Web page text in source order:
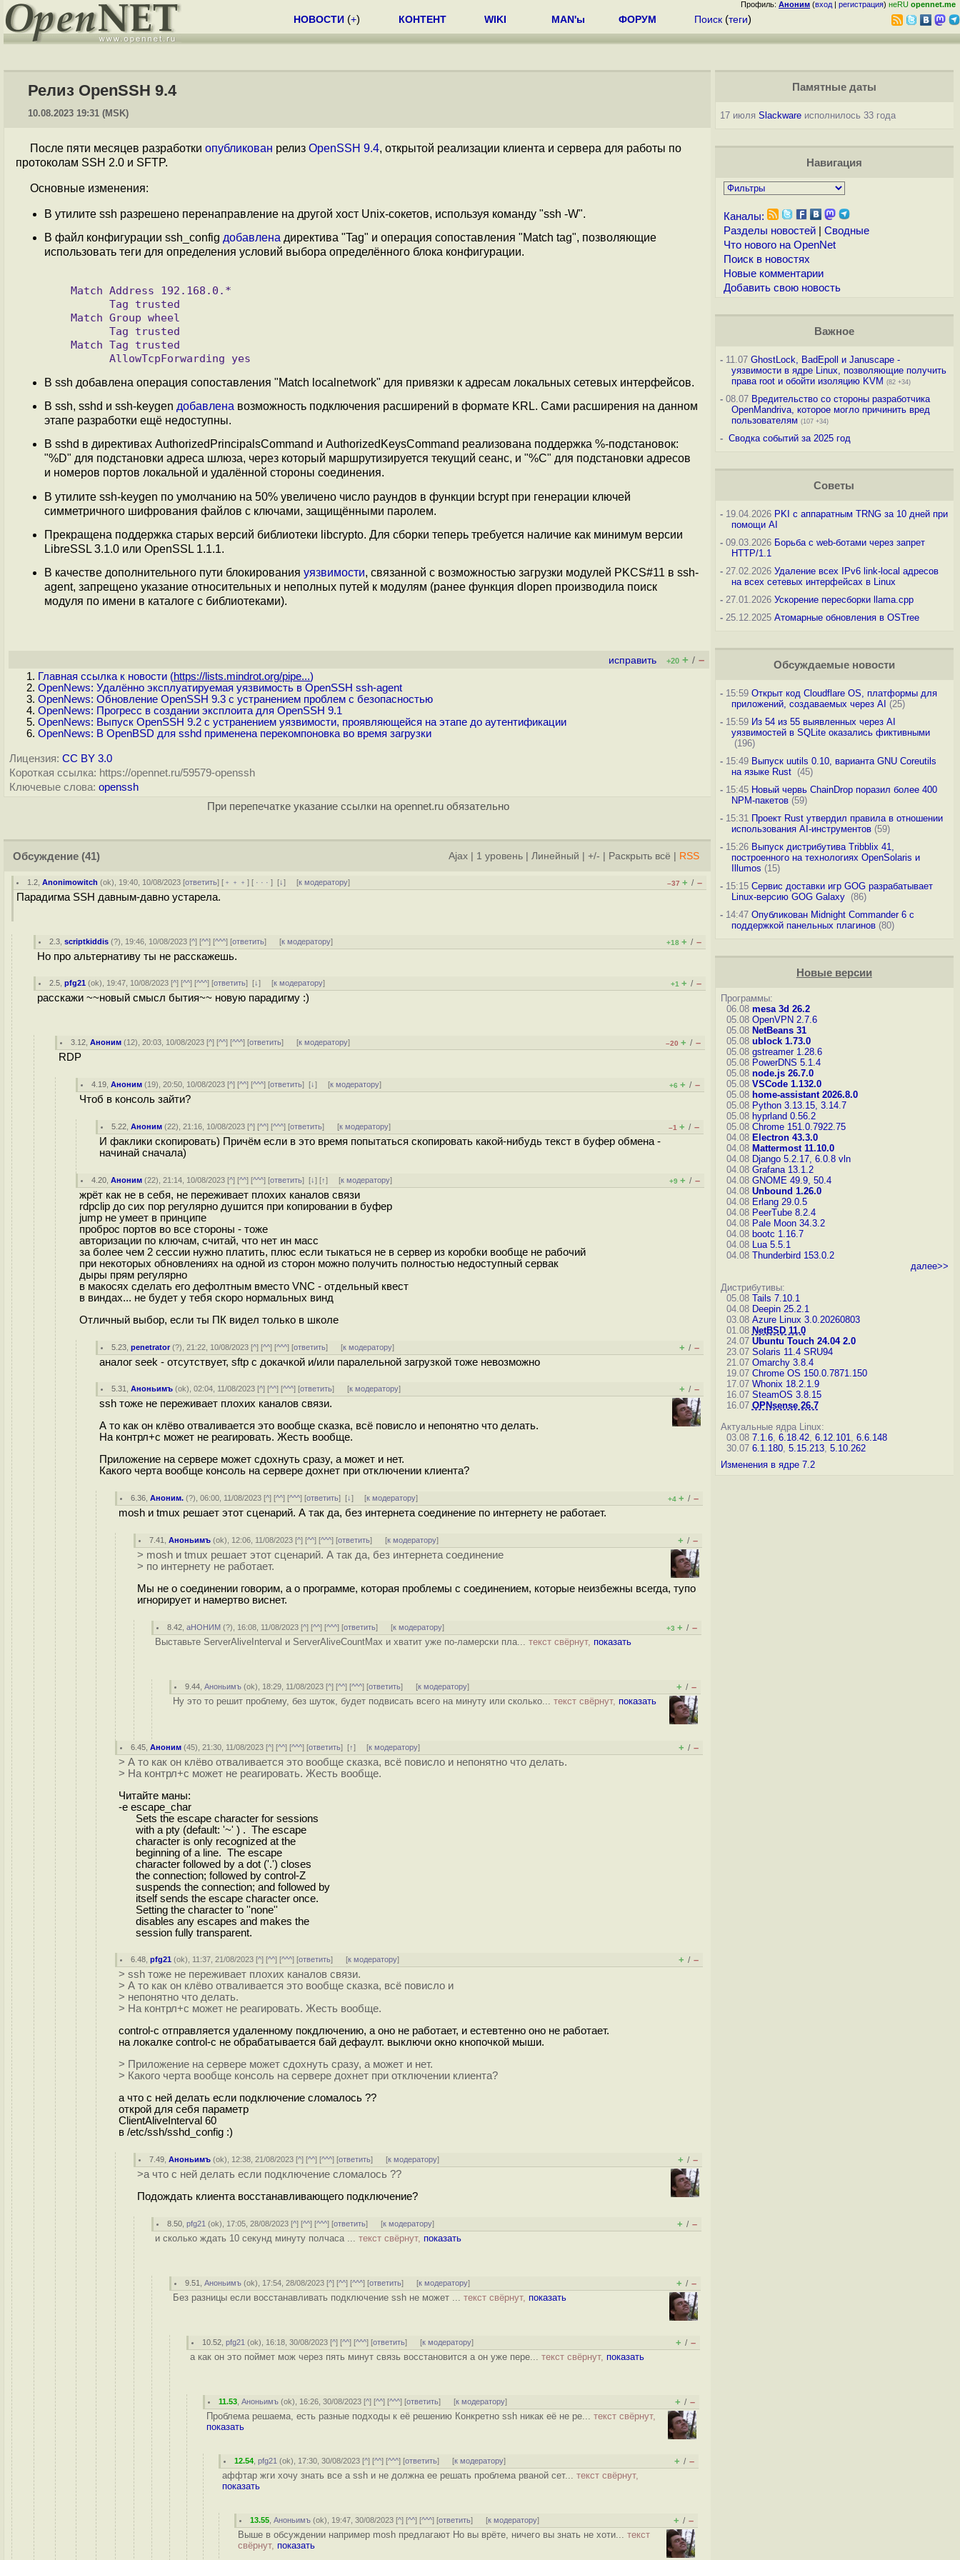
Профиль: Аноним (вход | регистрация) неRU opennet.me
НОВОСТИ (+) КОНТЕНТ WIKI MAN'ы ФОРУМ Поиск (теги)
Релиз OpenSSH 9.4
10.08.2023 19:31 (MSK)
После пяти месяцев разработки опубликован релиз OpenSSH 9.4, открытой реализации клиента и сервера для работы по
протоколам SSH 2.0 и SFTP.
Основные изменения:
В утилите ssh разрешено перенаправление на другой хост Unix-сокетов, используя команду "ssh -W".
В файл конфигурации ssh_config добавлена директива "Tag" и операция сопоставления "Match tag", позволяющие
использовать теги для определения условий выбора определённого блока конфигурации.
В ssh добавлена операция сопоставления "Match localnetwork" для привязки к адресам локальных сетевых интерфейсов.
В ssh, sshd и ssh-keygen добавлена возможность подключения расширений в формате KRL. Сами расширения на данном
этапе разработки ещё недоступны.
В sshd в директивах AuthorizedPrincipalsCommand и AuthorizedKeysCommand реализована поддержка %-подстановок:
"%D" для подстановки адреса шлюза, через который маршрутизируется текущий сеанс, и "%C" для подстановки адресов
и номеров портов локальной и удалённой стороны соединения.
В утилите ssh-keygen по умолчанию на 50% увеличено число раундов в функции bcrypt при генерации ключей
симметричного шифрования файлов с ключами, защищёнными паролем.
Прекращена поддержка старых версий библиотеки libcrypto. Для сборки теперь требуется наличие как минимум версии
LibreSSL 3.1.0 или OpenSSL 1.1.1.
В качестве дополнительного пути блокирования уязвимости, связанной с возможностью загрузки модулей PKCS#11 в ssh-
agent, запрещено указание относительных и неполных путей к модулям (ранее функция dlopen производила поиск
модуля по имени в каталоге с библиотеками).
исправить +20 + / –
Главная ссылка к новости (https://lists.mindrot.org/pipe...)
OpenNews: Удалённо эксплуатируемая уязвимость в OpenSSH ssh-agent
OpenNews: Обновление OpenSSH 9.3 с устранением проблем с безопасностью
OpenNews: Прогресс в создании эксплоита для OpenSSH 9.1
OpenNews: Выпуск OpenSSH 9.2 с устранением уязвимости, проявляющейся на этапе до аутентификации
OpenNews: В OpenBSD для sshd применена перекомпоновка во время загрузки
Лицензия: CC BY 3.0
Короткая ссылка: https://opennet.ru/59579-openssh
Ключевые слова: openssh
При перепечатке указание ссылки на opennet.ru обязательно
Обсуждение (41) Ajax 1 уровень Линейный +/- Раскрыть всё RSS
1.2 ,Anonimowitch (ok), 19:40, 10/08/2023 [ответить] [ ﹢﹢﹢] [ · · ·][↓] [к модератору] –37 + / –
Парадигма SSH давным-давно устарела.
2.3 ,scriptkiddis (?), 19:46, 10/08/2023 [^] [^^] [^^^] [ответить] [к модератору] +18 + / –
Но про альтернативу ты не расскажешь.
2.5 ,pfg21 (ok), 19:47, 10/08/2023 [^] [^^] [^^^] [ответить][↓] [к модератору] +1 + / –
расскажи ~~новый смысл бытия~~ новую парадигму :)
3.12 ,Аноним (12), 20:03, 10/08/2023 [^] [^^] [^^^] [ответить] [к модератору] –20 + / –
RDP
4.19 ,Аноним (19), 20:50, 10/08/2023 [^] [^^] [^^^] [ответить][↓] [к модератору] +6 + / –
Чтоб в консоль зайти?
5.22 ,Аноним (22), 21:16, 10/08/2023 [^] [^^] [^^^] [ответить] [к модератору] –1 + / –
И факлики скопировать) Причём если в это время попытаться скопировать какой-нибудь текст в буфер обмена -
начинай сначала)
4.20 ,Аноним (22), 21:14, 10/08/2023 [^] [^^] [^^^] [ответить][↓] [↑] [к модератору] +9 + / –
жрёт как не в себя, не переживает плохих каналов связи
rdpclip до сих пор регулярно душится при копировании в буфер
jump не умеет в принципе
проброс портов во все стороны - тоже
авторизации по ключам, считай, что нет ин масс
за более чем 2 сессии нужно платить, плюс если тыкаться не в сервер из коробки вообще не рабочий
при некоторых обновлениях на одной из сторон можно получить полностью недоступный сервак
дыры прям регулярно
в макосях сделать его дефолтным вместо VNC - отдельный квест
в виндах... не будет у тебя скоро нормальных винд
Отличный выбор, если ты ПК видел только в школе
5.23 ,penetrator(?), 21:22, 10/08/2023 [^] [^^] [^^^] [ответить] [к модератору] + / –
аналог seek - отсутствует, sftp с докачкой и/или паралельной загрузкой тоже невозможно
5.31 ,Аноньимъ (ok), 02:04, 11/08/2023 [^] [^^] [^^^] [ответить] [к модератору] + / –
ssh тоже не переживает плохих каналов связи.
А то как он клёво отваливается это вообще сказка, всё повисло и непонятно что делать.
На контрл+с может не реагировать. Жесть вообще.
Приложение на сервере может сдохнуть сразу, а может и нет.
Какого черта вообще консоль на сервере дохнет при отключении клиента?
6.36 ,Аноним. (?), 06:00, 11/08/2023 [^] [^^] [^^^] [ответить][↓] [к модератору] +4 + / –
mosh и tmux решает этот сценарий. А так да, без интернета соединение по интернету не работает.
7.41 ,Аноньимъ (ok), 12:06, 11/08/2023 [^] [^^] [^^^] [ответить] [к модератору] + / –
> mosh и tmux решает этот сценарий. А так да, без интернета соединение
> по интернету не работает.
Мы не о соединении говорим, а о программе, которая проблемы с соединением, которые неизбежны всегда, тупо
игнорирует и намертво виснет.
8.42 ,аНОНИМ (?), 16:08, 11/08/2023 [^] [^^] [^^^] [ответить] [к модератору] +3 + / –
Выставьте ServerAliveInterval и ServerAliveCountMax и хватит уже по-ламерски пла... текст свёрнут, показать
9.44 ,Аноньимъ (ok), 18:29, 11/08/2023 [^] [^^] [^^^] [ответить] [к модератору] + / –
Ну это то решит проблему, без шуток, будет подвисать всего на минуту или сколько... текст свёрнут, показать
6.45 ,Аноним (45), 21:30, 11/08/2023 [^] [^^] [^^^] [ответить][↑] [к модератору] + / –
> А то как он клёво отваливается это вообще сказка, всё повисло и непонятно что делать.
> На контрл+с может не реагировать. Жесть вообще.
Читайте маны:
-e escape_char
Sets the escape character for sessions
with a pty (default: '~' ) . The escape
character is only recognized at the
beginning of a line. The escape
character followed by a dot ('.') closes
the connection; followed by control-Z
suspends the connection; and followed by
itself sends the escape character once.
Setting the character to ''none''
disables any escapes and makes the
session fully transparent.
6.48 ,pfg21 (ok), 11:37, 21/08/2023 [^] [^^] [^^^] [ответить] [к модератору] + / –
> ssh тоже не переживает плохих каналов связи.
> А то как он клёво отваливается это вообще сказка, всё повисло и
> непонятно что делать.
> На контрл+с может не реагировать. Жесть вообще.
control-c отправляется удаленному покдлючению, а оно не работает, и естевтенно оно не работает.
на локалке control-c не обрабатывается бай дефаулт. выключи окно кнопочкой мыши.
> Приложение на сервере может сдохнуть сразу, а может и нет.
> Какого черта вообще консоль на сервере дохнет при отключении клиента?
а что с ней делать если подключение сломалось ??
открой для себя параметр
ClientAliveInterval 60
в /etc/ssh/sshd_config :)
7.49 ,Аноньимъ (ok), 12:38, 21/08/2023 [^] [^^] [^^^] [ответить] [к модератору] + / –
>а что с ней делать если подключение сломалось ??
Подождать клиента восстанавливающего подключение?
8.50 ,pfg21 (ok), 17:05, 28/08/2023 [^] [^^] [^^^] [ответить] [к модератору] + / –
и сколько ждать 10 секунд минуту полчаса ... текст свёрнут, показать
9.51 ,Аноньимъ (ok), 17:54, 28/08/2023 [^] [^^] [^^^] [ответить] [к модератору] + / –
Без разницы если восстанавливать подключение ssh не может ... текст свёрнут, показать
10.52 ,pfg21 (ok), 16:18, 30/08/2023 [^] [^^] [^^^] [ответить] [к модератору] + / –
а как он это поймет мож через пять минут связь восстановится а он уже пере... текст свёрнут, показать
11.53 ,Аноньимъ (ok), 16:26, 30/08/2023 [^] [^^] [^^^] [ответить] [к модератору] + / –
Проблема решаема, есть разные подходы к её решению Конкретно ssh никак её не ре... текст свёрнут,
показать
12.54 ,pfg21 (ok), 17:30, 30/08/2023 [^] [^^] [^^^] [ответить] [к модератору] + / –
аффтар жги хочу знать все а ssh и не должна ее решать проблема рваной сет... текст свёрнут,
показать
13.55 ,Аноньимъ (ok), 19:47, 30/08/2023 [^] [^^] [^^^] [ответить] [к модератору] + / –
Выше в обсуждении например mosh предлагают Но вы врёте, ничего вы знать не хоти... текст
свёрнут, показать
Памятные даты
17 июля Slackwareисполнилось 33 года
Навигация
Каналы:
Разделы новостей| Сводные
Что нового на OpenNet
Поиск в новостях
Новые комментарии
Добавить свою новость
Важное
-11.07 GhostLock, BadEpoll и Januscape -
уязвимости в ядре Linux, позволяющие получить
права root и обойти изоляцию KVM (82 +34)
-08.07 Вредительство со стороны разработчика
OpenMandriva, которое могло причинить вред
пользователям (107 +34)
- Сводка событий за 2025 год
Советы
-19.04.2026 PKI с аппаратным TRNG за 10 дней при
помощи AI
-09.03.2026 Борьба с web-ботами через запрет
HTTP/1.1
-27.02.2026 Удаление всех IPv6 link-local адресов
на всех сетевых интерфейсах в Linux
-27.01.2026 Ускорение пересборки llama.cpp
-25.12.2025 Атомарные обновления в OSTree
Обсуждаемые новости
-15:59 Открыт код Cloudflare OS, платформы для
приложений, создаваемых через AI (25)
-15:59 Из 54 из 55 выявленных через AI
уязвимостей в SQLite оказались фиктивными
(196)
-15:49 Выпуск uutils 0.10, варианта GNU Coreutils
на языке Rust (45)
-15:45 Новый червь ChainDrop поразил более 400
NPM-пакетов(59)
-15:31 Проект Rust утвердил правила в отношении
использования AI-инструментов(59)
-15:26 Выпуск дистрибутива Tribblix 41,
построенного на технологиях OpenSolaris и
Illumos (15)
-15:15 Сервис доставки игр GOG разрабатывает
Linux-версию GOG Galaxy (86)
-14:47 Опубликован Midnight Commander 6 c
поддержкой панельных плагинов(80)
Новые версии
Программы:
06.08 mesa 3d 26.2
05.08 OpenVPN 2.7.6
05.08 NetBeans 31
05.08 ublock 1.73.0
05.08 gstreamer 1.28.6
05.08 PowerDNS 5.1.4
05.08 node.js 26.7.0
05.08 VSCode 1.132.0
05.08 home-assistant 2026.8.0
05.08 Python 3.13.15, 3.14.7
05.08 hyprland 0.56.2
05.08 Chrome 151.0.7922.75
04.08 Electron 43.3.0
04.08 Mattermost 11.10.0
04.08 Django 5.2.17, 6.0.8 vln
04.08 Grafana 13.1.2
04.08 GNOME 49.9, 50.4
04.08 Unbound 1.26.0
04.08 Erlang 29.0.5
04.08 PeerTube 8.2.4
04.08 Pale Moon 34.3.2
04.08 bootc 1.16.7
04.08 Lua 5.5.1
04.08 Thunderbird 153.0.2
далее>>
Дистрибутивы:
05.08 Tails 7.10.1
04.08 Deepin 25.2.1
03.08 Azure Linux 3.0.20260803
01.08 NetBSD 11.0
24.07 Ubuntu Touch 24.04 2.0
23.07 Solaris 11.4 SRU94
21.07 Omarchy 3.8.4
19.07 Chrome OS 150.0.7871.150
17.07 Whonix 18.2.1.9
16.07 SteamOS 3.8.15
16.07 OPNsense 26.7
Актуальные ядра Linux:
03.08 7.1.6, 6.18.42, 6.12.101, 6.6.148
30.07 6.1.180, 5.15.213, 5.10.262
Изменения в ядре 7.2